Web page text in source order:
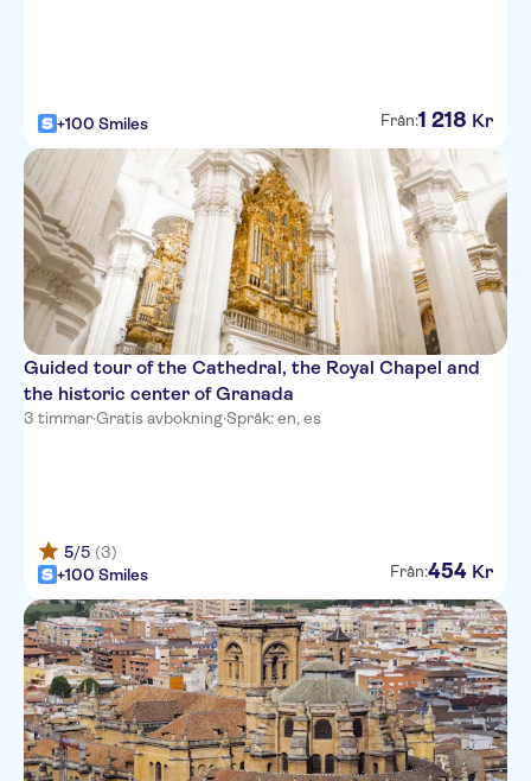
+100 Smiles Från:1 218 Kr
Guided tour of the Cathedral, the Royal Chapel and
the historic center of Granada
3 timmar·Gratis avbokning·Språk: en, es
5/5 (3)
+100 Smiles
Från:454 Kr